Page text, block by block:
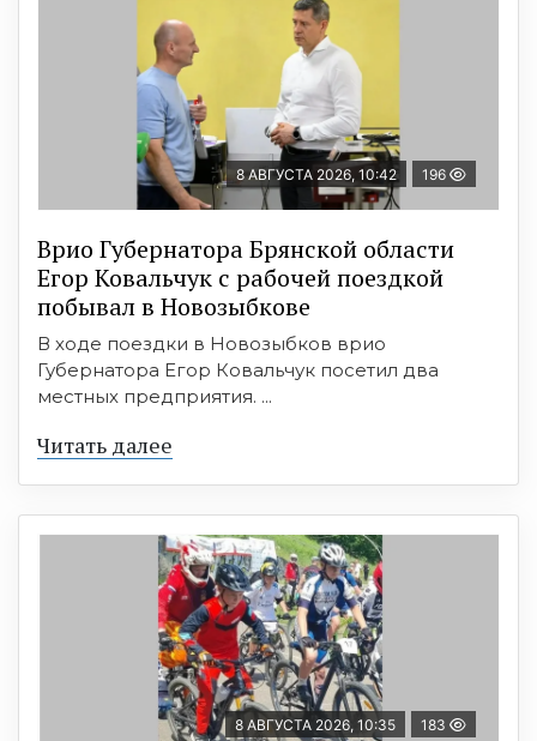
8 АВГУСТА 2026, 10:42 196
Врио Губернатора Брянской области
Егор Ковальчук с рабочей поездкой
побывал в Новозыбкове
В ходе поездки в Новозыбков врио
Губернатора Егор Ковальчук посетил два
местных предприятия. ...
Читать далее
8 АВГУСТА 2026, 10:35 183